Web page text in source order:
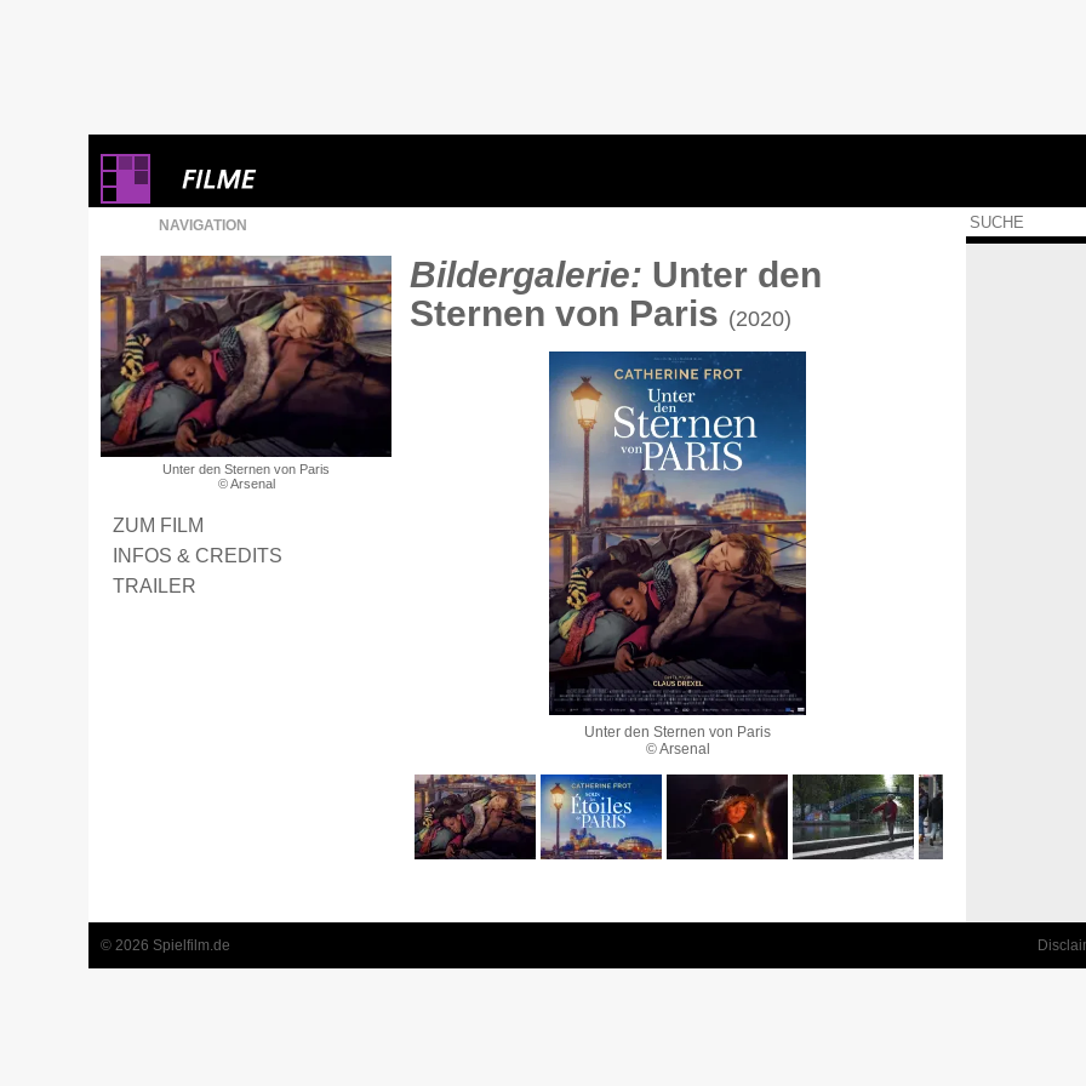
NAVIGATION
Unter den Sternen von Paris
© Arsenal
ZUM FILM
INFOS & CREDITS
TRAILER
Bildergalerie: Unter den
Sternen von Paris (2020)
Unter den Sternen von Paris
© Arsenal
© 2026 Spielfilm.de